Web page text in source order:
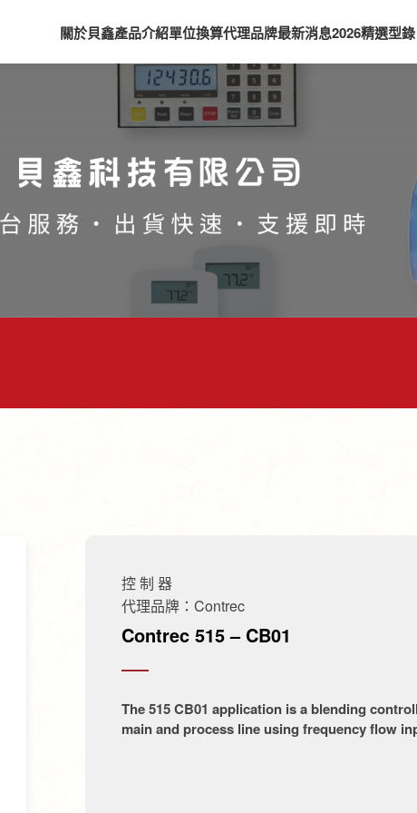
關於貝鑫產品介紹單位換算代理品牌最新消息2026精選型錄
控 制 器
代理品牌：Contrec
Contrec 515 – CB01
The 515 CB01 application is a blending
main and process line using frequency flow